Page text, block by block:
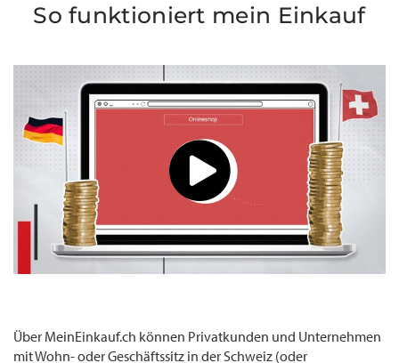
So funktioniert mein Einkauf
Über MeinEinkauf.ch können Privatkunden und Unternehmen
mit Wohn- oder Geschäftssitz in der Schweiz (oder